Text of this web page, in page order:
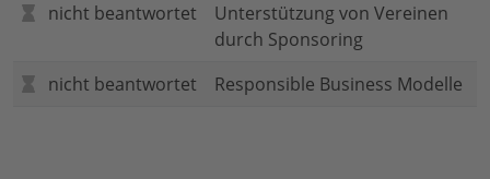
nicht beantwortet
Unterstützung von Vereinen
durch Sponsoring
nicht beantwortet
Responsible Business Modelle